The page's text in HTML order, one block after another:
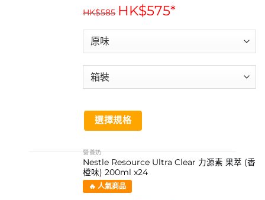
HK$585 HK$575*
選擇規格
product
has
multiple
variants.
營養奶
Nestle Resource Ultra Clear 力源素 果萃 (香
橙味) 200ml x24
🔥 人氣商品